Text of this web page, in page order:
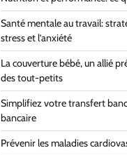
Santé mentale au travail:
stress et l’anxiété
La couverture bébé, un allié
des tout-petits
Simplifiez votre transfert
bancaire
Prévenir les maladies